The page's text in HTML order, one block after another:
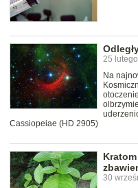
25
Na
Cassiopeiae (HD 2905)
30